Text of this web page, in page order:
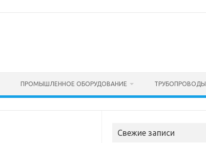
ПРОМЫШЛЕННОЕ ОБОРУДОВАНИЕ ТРУБОПРОВОДЫ
Свежие записи